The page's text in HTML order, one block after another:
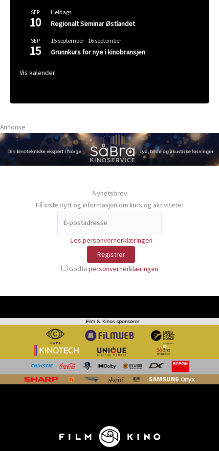
SEP
10
Heldags
Regionalt Seminar Østlandet
SEP
15
15 september- 16 september
Grunnkurs for nye i kinobransjen
Vis kalender
Annonse
Nyhetsbrev
Få siste nytt og informasjon om kurs og aktiviteter
Les personvernerklæringen
Godta personvernerklæringen